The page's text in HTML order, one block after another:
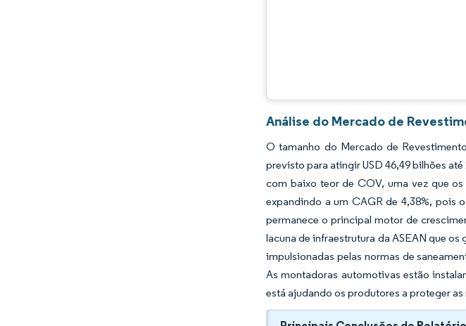
Análise do Mercado de
O tamanho do Mercado de
previsto para atingir USD 46,49 bilhões
com baixo teor de COV, uma vez que
expandindo a um CAGR de 4,38%, pois
permanece o principal motor de
lacuna de infraestrutura da ASEAN que
impulsionadas pelas normas de
As montadoras automotivas estão
está ajudando os produtores a proteger